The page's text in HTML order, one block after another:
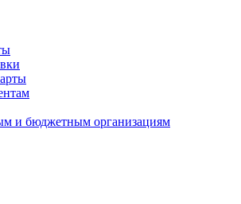
и бюджетным организациям